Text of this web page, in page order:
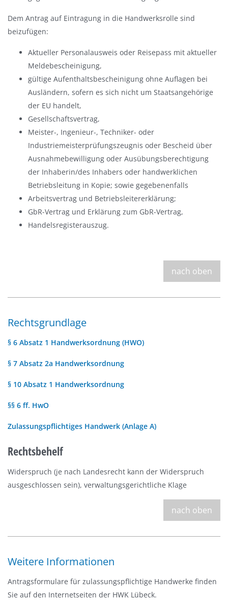
Dem Antrag auf Eintragung in die Handwerksrolle sind
beizufügen:
Aktueller Personalausweis oder Reisepass mit aktueller
Meldebescheinigung,
gültige Aufenthaltsbescheinigung ohne Auflagen bei
Ausländern, sofern es sich nicht um Staatsangehörige
der EU handelt,
Gesellschaftsvertrag,
Meister-, Ingenieur-, Techniker- oder
Industriemeisterprüfungszeugnis oder Bescheid über
Ausnahmebewilligung oder Ausübungsberechtigung
der Inhaberin/des Inhabers oder handwerklichen
Betriebsleitung in Kopie; sowie gegebenenfalls
Arbeitsvertrag und Betriebsleitererklärung;
GbR-Vertrag und Erklärung zum GbR-Vertrag,
Handelsregisterauszug.
nach oben
Rechtsgrundlage
§ 6 Absatz 1 Handwerksordnung (HWO)
§ 7 Absatz 2a Handwerksordnung
§ 10 Absatz 1 Handwerksordnung
§§ 6 ff. HwO
Zulassungspflichtiges Handwerk (Anlage A)
Rechtsbehelf
Widerspruch (je nach Landesrecht kann der Widerspruch
ausgeschlossen sein), verwaltungsgerichtliche Klage
nach oben
Weitere Informationen
Antragsformulare für zulassungspflichtige Handwerke finden
Sie auf den Internetseiten der HWK Lübeck.